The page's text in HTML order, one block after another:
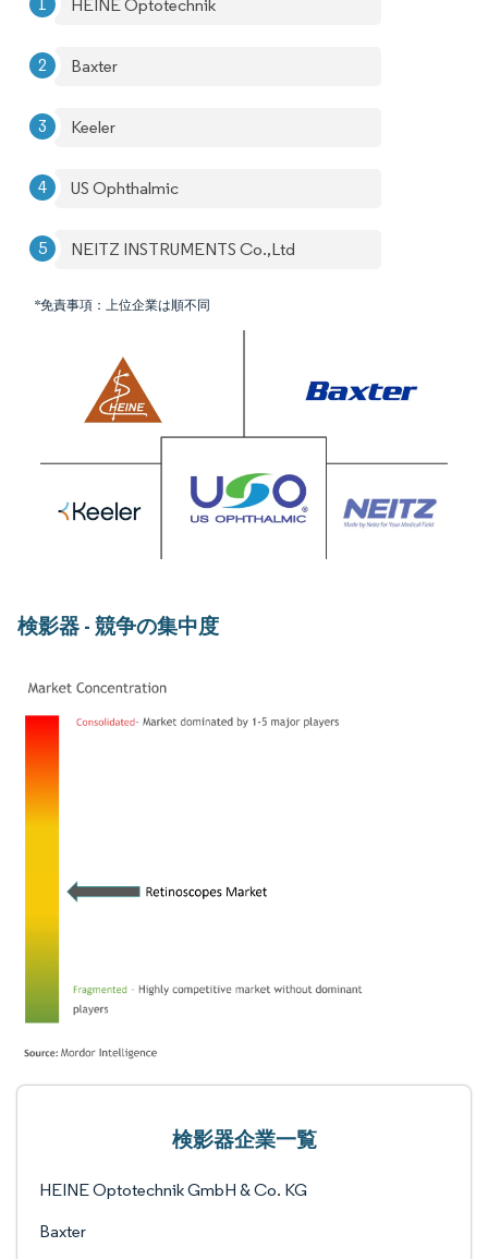
HEINE Optotechnik
Baxter
Keeler
US Ophthalmic
NEITZ INSTRUMENTS Co.,Ltd
*免責事項：上位企業は順不同
検影器 - 競争の集中度
検影器企業一覧
HEINE Optotechnik GmbH & Co. KG
Baxter